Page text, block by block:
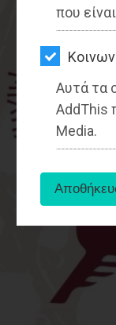
που
Αυτά τα
AddThis
Media.